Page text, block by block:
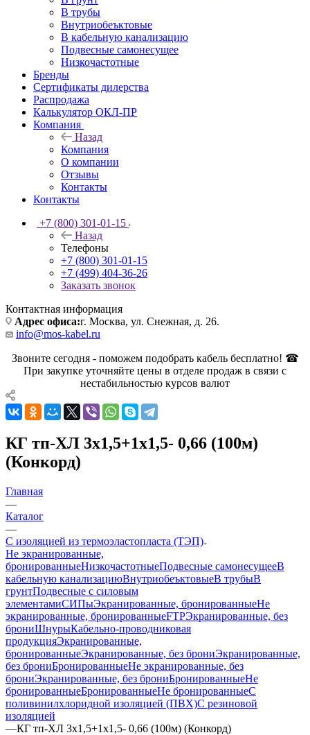
В трубы
Внутриобеъктовые
В кабельную канализацию
Подвесные самонесущее
Низкочастотные
Бренды
Сертификаты дилерства
Распродажа
Калькулятор ОКЛ-ПР
Компания
Назад
Компания
О компании
Отзывы
Контакты
Контакты
+7 (800) 301-01-15
Назад
Телефоны
+7 (800) 301-01-15
+7 (499) 404-36-26
Заказать звонок
Контактная информация
Адрес офиса:г. Москва, ул. Снежная, д. 26.
info@mos-kabel.ru
Звоните сегодня - поможем подобрать кабель бесплатно! ☎
При закупке уточняйте цены в отделе продаж в связи с
нестабильностью курсов валют
КГ тп-ХЛ 3х1,5+1х1,5- 0,66 (100м)
(Конкорд)
Главная
—
Каталог
—
С изоляцией из термоэластопласта (ТЭП)
Не экранированные,
бронированныеНизкочастотныеПодвесные самонесущееВ
кабельную канализациюВнутриобеъктовыеВ трубыВ
грунтПодвесные с силовым
элементамиСИПыЭкранированные, бронированныеНе
экранированные, бронированныеFTPЭкранированные, без
брониШнурыКабельно-проводниковая
продукцияЭкранированные,
бронированныеЭкранированные, без брониЭкранированные,
без брониБронированныеНе экранированные, без
брониЭкранированные, без брониБронированныеНе
бронированныеБронированныеНе бронированныеС
поливинилхлоридной изоляцией (ПВХ)С резиновой
изоляцией
—КГ тп-ХЛ 3х1,5+1х1,5- 0,66 (100м) (Конкорд)